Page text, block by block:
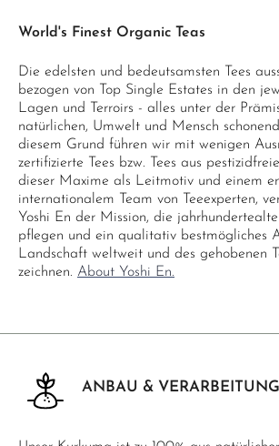
World's Finest Organic Teas
Die edelsten und bedeutsamsten Tees
bezogen von Top Single Estates in den
Lagen und Terroirs - alles unter der
natürlichen, Umwelt und Mensch
diesem Grund führen wir mit wenigen
zertifizierte Tees bzw. Tees aus
dieser Maxime als Leitmotiv und einem
internationalem Team von Teeexperten,
Yoshi En der Mission, die
pflegen und ein qualitativ bestmögliches
Landschaft weltweit und des gehobenen
zeichnen. About Yoshi En.
ANBAU & VERARBEITUNG